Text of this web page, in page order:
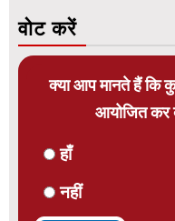
वोट करें
क्या आप मानते हैं कि
आयोजित कर
हाँ
नहीं